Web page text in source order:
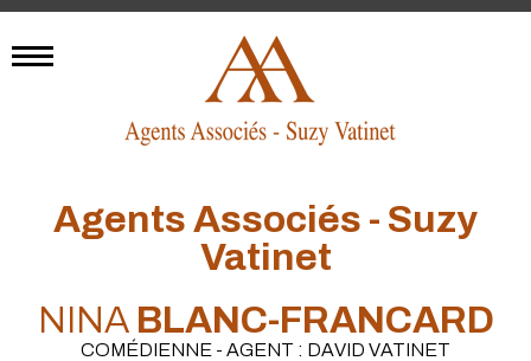
Agents Associés - Suzy
Vatinet
NINABLANC-FRANCARD
COMÉDIENNE - AGENT : DAVID VATINET